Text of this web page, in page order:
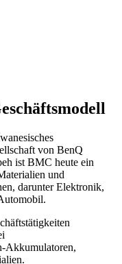
von BenQ
ist BMC heute ein
und
darunter Elektronik,
Akkumulatoren,